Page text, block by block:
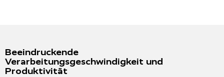
Beeindruckende
Verarbeitungsgeschwindigkeit und
Produktivität